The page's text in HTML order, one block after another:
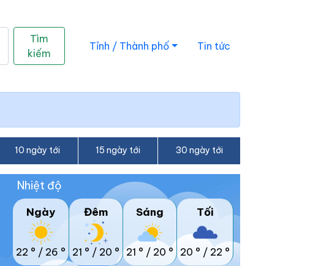
Tìm
kiếm
Tỉnh / Thành phố Tin tức
10 ngày tới 15 ngày tới 30 ngày tới
Nhiệt độ
Ngày
22 ° / 26 °
Đêm
21 ° / 20 °
Sáng
21 ° / 20 °
Tối
20 ° / 22 °